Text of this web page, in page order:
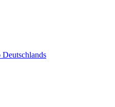
Deutschlands